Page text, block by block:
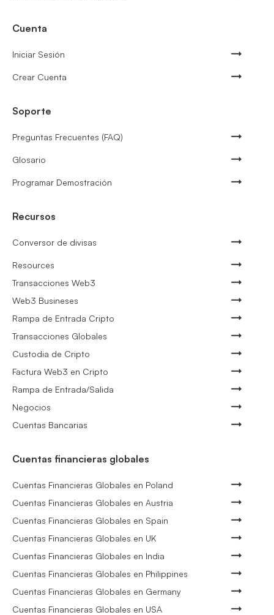
Cuenta
Iniciar Sesión
Crear Cuenta
Soporte
Preguntas Frecuentes (FAQ)
Glosario
Programar Demostración
Recursos
Conversor de divisas
Resources
Transacciones Web3
Web3 Busineses
Rampa de Entrada Cripto
Transacciones Globales
Custodia de Cripto
Factura Web3 en Cripto
Rampa de Entrada/Salida
Negocios
Cuentas Bancarias
Cuentas financieras globales
Cuentas Financieras Globales en Poland
Cuentas Financieras Globales en Austria
Cuentas Financieras Globales en Spain
Cuentas Financieras Globales en UK
Cuentas Financieras Globales en India
Cuentas Financieras Globales en Philippines
Cuentas Financieras Globales en Germany
Cuentas Financieras Globales en USA